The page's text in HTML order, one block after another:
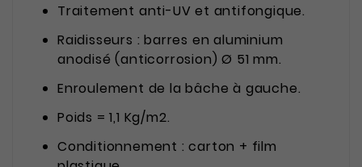
Traitement anti-UV et antifongique.
Raidisseurs : barres en aluminium
anodisé (anticorrosion) Ø 51 mm.
Enroulement de la bâche à gauche.
Poids = 1,1 Kg/m2.
Conditionnement : carton + film